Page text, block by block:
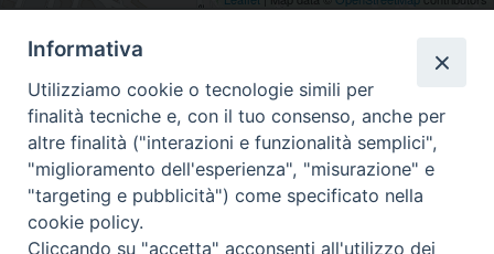
Via di Filettole, Prato, Toscana, Italia
Piazza Duomo 48 - 59100 Prato
Tel. 0574-39259 - fax 0574-930623
curia@diocesiprato.it
Informativa
Utilizziamo cookie o tecnologie simili per
finalità tecniche e, con il tuo consenso, anche per
altre finalità ("interazioni e funzionalità semplici",
"miglioramento dell'esperienza", "misurazione" e
"targeting e pubblicità") come specificato nella
cookie policy.
Cliccando su "accetta" acconsenti all'utilizzo dei